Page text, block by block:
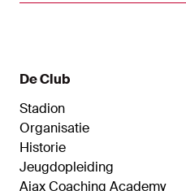
De Club
Stadion
Organisatie
Historie
Jeugdopleiding
Ajax Coaching Academy